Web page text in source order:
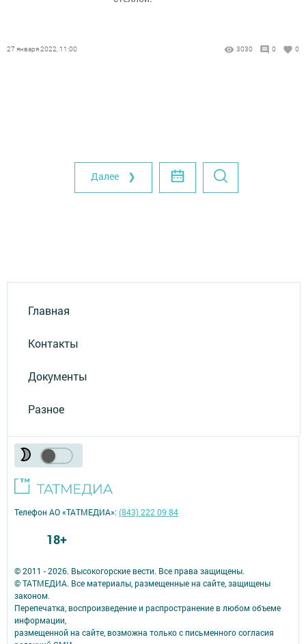
27 января 2022, 11:00 3030 0 0
Далее ❯
Главная
Контакты
Документы
Разное
© 2011 - 2026. Высокогорские вести. Все права защищены.
© ТАТМЕДИА. Все материалы, размещенные на сайте, защищены
законом.
Перепечатка, воспроизведение и распространение в любом объеме
информации,
размещенной на сайте, возможна только с письменного согласия
Телефон АО «ТАТМЕДИА»:(843) 222 09 84
18+